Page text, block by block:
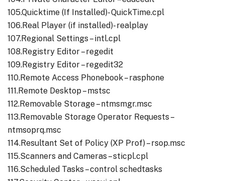
105.Quicktime (If Installed)- QuickTime.cpl
106.Real Player (if installed)- realplay
107.Regional Settings – intl.cpl
108.Registry Editor – regedit
109.Registry Editor – regedit32
110.Remote Access Phonebook – rasphone
111.Remote Desktop – mstsc
112.Removable Storage – ntmsmgr.msc
113.Removable Storage Operator Requests –
ntmsoprq.msc
114.Resultant Set of Policy (XP Prof) – rsop.msc
115.Scanners and Cameras – sticpl.cpl
116.Scheduled Tasks – control schedtasks